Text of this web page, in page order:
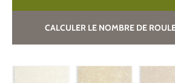
CALCULER LE NOMBRE DE